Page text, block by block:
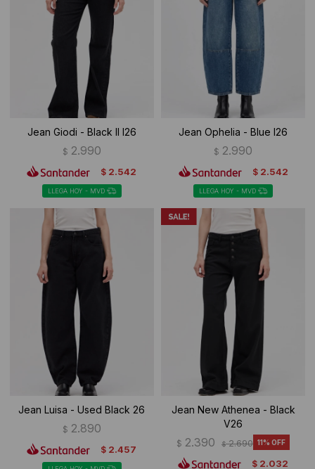
Jean Giodi - Black II I26
$ 2.990
$ 2.542
LLEGA HOY - MVD
Jean Ophelia - Blue I26
$ 2.990
$ 2.542
LLEGA HOY - MVD
Jean Luisa - Used Black 26
$ 2.890
$ 2.457
Jean New Athenea - Black
V26
$ 2.390 $ 2.690 11
$ 2.032